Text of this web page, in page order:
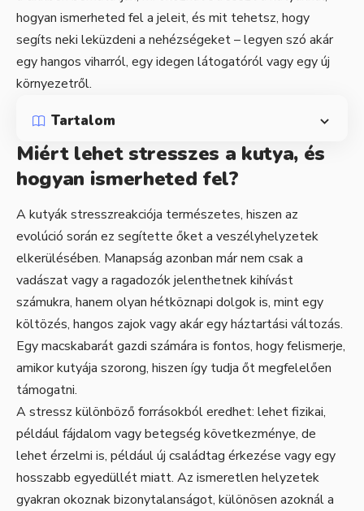
hogyan ismerheted fel a jeleit, és mit tehetsz, hogy
segíts neki leküzdeni a nehézségeket – legyen szó akár
egy hangos viharról, egy idegen látogatóról vagy egy új
környezetről.
Tartalom
Miért lehet stresszes a kutya, és
hogyan ismerheted fel?
A kutyák stresszreakciója természetes, hiszen az
evolúció során ez segítette őket a veszélyhelyzetek
elkerülésében. Manapság azonban már nem csak a
vadászat vagy a ragadozók jelenthetnek kihívást
számukra, hanem olyan hétköznapi dolgok is, mint egy
költözés, hangos zajok vagy akár egy háztartási változás.
Egy macskabarát gazdi számára is fontos, hogy felismerje,
amikor kutyája szorong, hiszen így tudja őt megfelelően
támogatni.
A stressz különböző forrásokból eredhet: lehet fizikai,
például fájdalom vagy betegség következménye, de
lehet érzelmi is, például új családtag érkezése vagy egy
hosszabb egyedüllét miatt. Az ismeretlen helyzetek
gyakran okoznak bizonytalanságot, különösen azoknál a